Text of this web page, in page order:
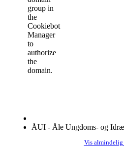
group in
the
Cookiebot
Manager
to
authorize
the
domain.
ÅUI - Åle Ungdoms- og
Vis almindelig